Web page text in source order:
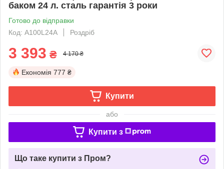
баком 24 л. сталь гарантія 3 роки
Готово до відправки
Код: A100L24A
Роздріб
3 393 ₴ 4 170 ₴
Економія 777 ₴
Купити
або
Купити з
Що таке купити з Пром?